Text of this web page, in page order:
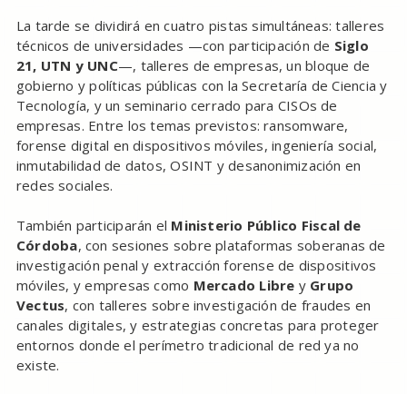
La tarde se dividirá en cuatro pistas simultáneas: talleres
técnicos de universidades —con participación de Siglo
21, UTN y UNC—, talleres de empresas, un bloque de
gobierno y políticas públicas con la Secretaría de Ciencia y
Tecnología, y un seminario cerrado para CISOs de
empresas. Entre los temas previstos: ransomware,
forense digital en dispositivos móviles, ingeniería social,
inmutabilidad de datos, OSINT y desanonimización en
redes sociales.
También participarán el Ministerio Público Fiscal de
Córdoba, con sesiones sobre plataformas soberanas de
investigación penal y extracción forense de dispositivos
móviles, y empresas como Mercado Libre y Grupo
Vectus, con talleres sobre investigación de fraudes en
canales digitales, y estrategias concretas para proteger
entornos donde el perímetro tradicional de red ya no
existe.